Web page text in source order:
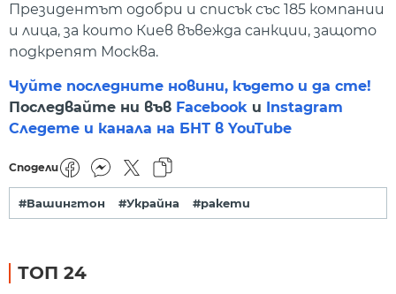
Президентът одобри и списък със 185 компании
и лица, за които Киев въвежда санкции, защото
подкрепят Москва.
Чуйте последните новини, където и да сте!
Последвайте ни във Facebook и Instagram
Следете и канала на БНТ в YouTube
Сподели
#Вашингтон #Украйна #ракети
ТОП 24